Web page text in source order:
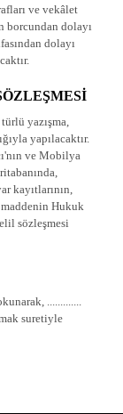
ve vekâlet
borcundan dolayı
dolayı
yazışma,
yapılacaktır.
ve Mobilya
kayıtlarının,
Hukuk
sözleşmesi
.............
suretiyle